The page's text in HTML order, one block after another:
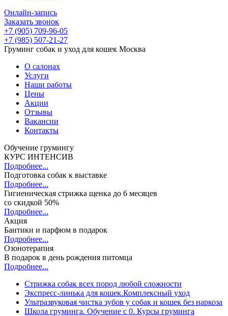
Онлайн-запись
Заказать звонок
+7 (905) 709-96-05
+7 (985) 507-21-27
Груминг собак и уход для кошек Москва
О салонах
Услуги
Наши работы
Цены
Акции
Отзывы
Вакансии
Контакты
Обучение грумингу
КУРС ИНТЕНСИВ
Подробнее...
Подготовка собак к выставке
Подробнее...
Гигиеническая стрижка щенка до 6 месяцев
со скидкой 50%
Подробнее...
Акция
Бантики и парфюм в подарок
Подробнее...
Озонотерапия
В подарок в день рождения питомца
Подробнее...
Стрижка собак всех пород любой сложности
Экспресс-линька для кошек.Комплексный уход
Ультразвуковая чистка зубов у собак и кошек без наркоза
Школа груминга. Обучение с 0. Курсы груминга